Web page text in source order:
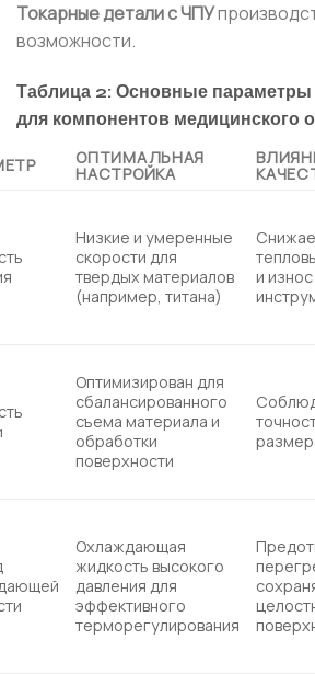
Токарные детали с ЧПУ
возможности.
Таблица 2: Основные параметры
для компонентов медицинского
ОПТИМАЛЬНАЯ
НАСТРОЙКА
Низкие и умеренные
скорости для
твердых материалов
(например, титана)
и износ
Оптимизирован для
сбалансированного
съема материала и
обработки
поверхности
Охлаждающая
жидкость высокого
давления для
эффективного
терморегулирования